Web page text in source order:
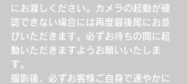
にお渡しください。カメラの起動が確
認できない場合には再度最後尾にお並
びいただきます。必ずお待ちの間に起
動いただきますようお願いいたしま
す。
撮影後、必ずお客様ご自身で速やかに